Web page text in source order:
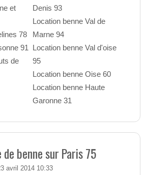
et
78
91
de
Denis 93
Location benne Val de
Marne 94
Location benne Val d'oise
95
Location benne Oise 60
Location benne Haute
Garonne 31
benne sur Paris 75
avril 2014 10:33